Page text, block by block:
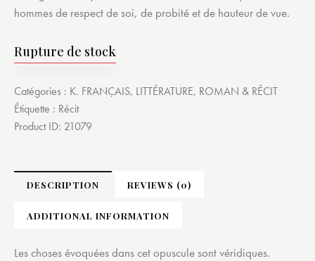
hommes de respect de soi, de probité et de hauteur de vue.
Rupture de stock
Catégories : K. FRANÇAIS, LITTÉRATURE, ROMAN & RÉCIT
Étiquette : Récit
Product ID: 21079
DESCRIPTION REVIEWS (0)
ADDITIONAL INFORMATION
Les choses évoquées dans cet opuscule sont véridiques.